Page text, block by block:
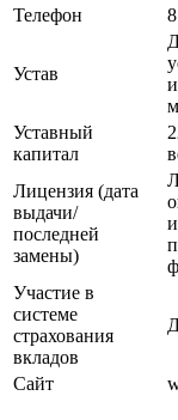
Телефон
Устав
Уставный
капитал
Лицензия (дата
выдачи/
последней
замены)
Участие в
системе
страхования
вкладов
Сайт